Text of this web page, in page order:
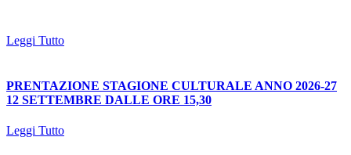
Leggi Tutto
PRENTAZIONE STAGIONE CULTURALE ANNO 2026-27
12 SETTEMBRE DALLE ORE 15,30
Leggi Tutto